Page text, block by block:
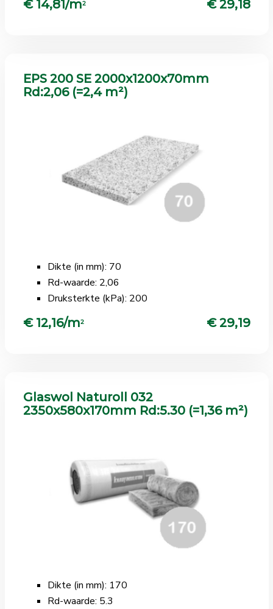
€ 14,81/m2 € 29,18
EPS 200 SE 2000x1200x70mm
Rd:2,06 (=2,4 m²)
Dikte (in mm): 70
Rd-waarde: 2,06
Druksterkte (kPa): 200
€ 12,16/m2 € 29,19
Glaswol Naturoll 032
2350x580x170mm Rd:5.30 (=1,36 m²)
Dikte (in mm): 170
Rd-waarde: 5.3